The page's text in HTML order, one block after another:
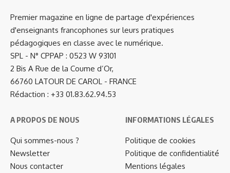
Premier magazine en ligne de partage d'expériences
d'enseignants francophones sur leurs pratiques
pédagogiques en classe avec le numérique.
SPL - N° CPPAP : 0523 W 93101
2 Bis A Rue de la Coume d’Or,
66760 LATOUR DE CAROL - FRANCE
Rédaction : +33 01.83.62.94.53
A PROPOS DE NOUS
Qui sommes-nous ?
Newsletter
Nous contacter
INFORMATIONS LÉGALES
Politique de cookies
Politique de confidentialité
Mentions légales